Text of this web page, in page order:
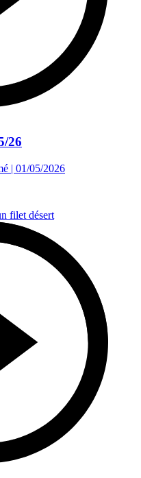
26
| 01/05/2026